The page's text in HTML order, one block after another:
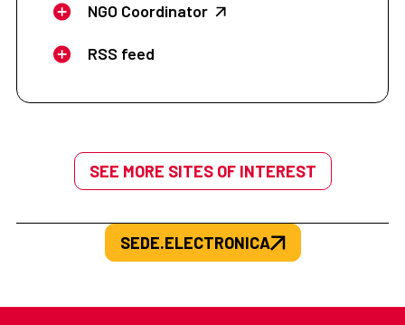
NGO Coordinator
RSS feed
SEE MORE SITES OF INTEREST
SEDE.ELECTRONICA